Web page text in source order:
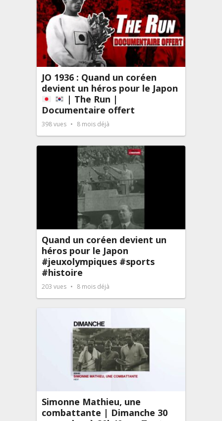
JO 1936 : Quand un coréen
devient un héros pour le Japon
| The Run |
Documentaire offert
398vues 8 mois déjà
Quand un coréen devient un
héros pour le Japon
#jeuxolympiques #sports
#histoire
203 vues 8 mois déjà
Simonne Mathieu, une
combattante | Dimanche 30